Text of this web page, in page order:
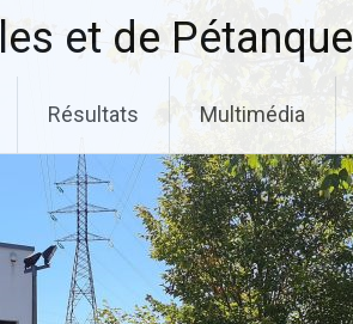
et de Pétanque
Résultats Multimédia